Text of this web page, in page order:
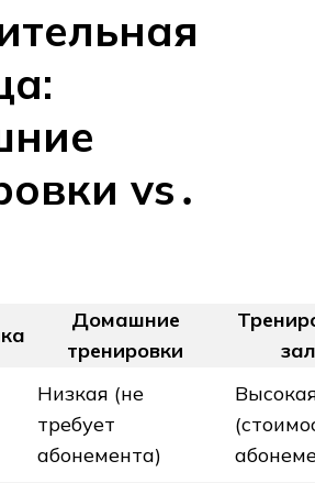
vs․
Домашние
тренировки
Низкая (не
требует
абонемента)